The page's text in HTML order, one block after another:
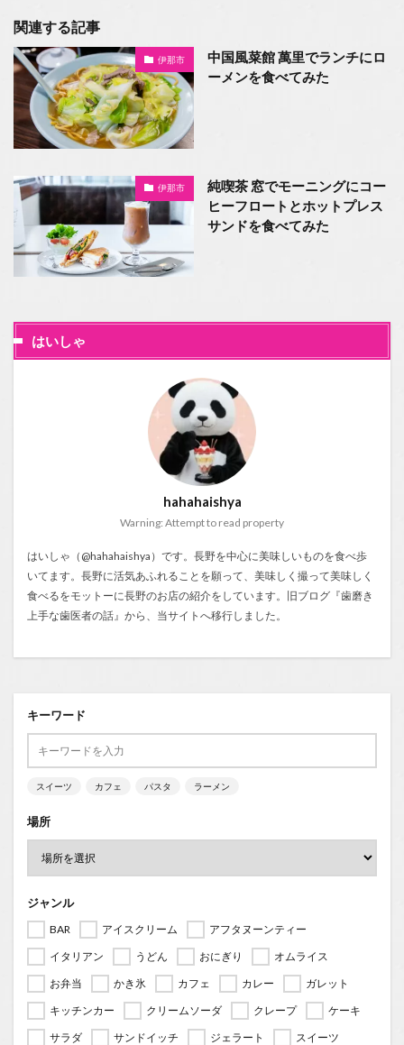
関連する記事
伊那市
中国風菜館 萬里でランチにロ
ーメンを食べてみた
伊那市
純喫茶 窓でモーニングにコー
ヒーフロートとホットプレス
サンドを食べてみた
はいしゃ
hahahaishya
Warning: Attempt to read property
はいしゃ（@hahahaishya）です。長野を中心に美味しいものを食べ歩
いてます。長野に活気あふれることを願って、美味しく撮って美味しく
食べるをモットーに長野のお店の紹介をしています。旧ブログ『歯磨き
上手な歯医者の話』から、当サイトへ移行しました。
キーワード
スイーツ カフェ パスタ ラーメン
場所
ジャンル
BAR アイスクリーム
アフタヌーンティー
イタリアン
うどん おにぎり
オムライス
お弁当
かき氷 カフェ カレー
ガレット
キッチンカー
クリームソーダ クレープ
ケーキ
サラダ
サンドイッチ ジェラート
スイーツ